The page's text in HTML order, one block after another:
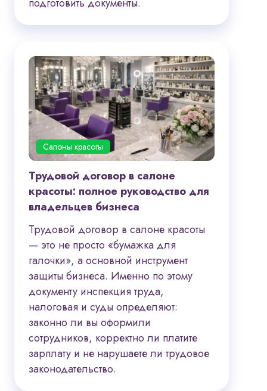
подготовить документы.
Салоны красоты
Трудовой договор в салоне
красоты: полное руководство для
владельцев бизнеса
Трудовой договор в салоне красоты
— это не просто «бумажка для
галочки», а основной инструмент
защиты бизнеса. Именно по этому
документу инспекция труда,
налоговая и суды определяют:
законно ли вы оформили
сотрудников, корректно ли платите
зарплату и не нарушаете ли трудовое
законодательство.